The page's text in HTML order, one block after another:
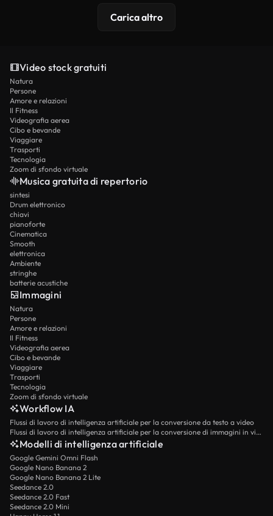
Carica altro
Video stock gratuiti
Natura
Persone
Amore e relazioni
Il Fitness
Videografia aerea
Cibo e bevande
Viaggiare
Trasporti
Tecnologia
Zoom di sfondo virtuale
Musica gratuita di repertorio
sintesi
Drum elettronico
chiavi
pianoforte
Cinematica
Smooth
elettronica
Ambiente
stringhe
batterie acustiche
Immagini
Natura
Persone
Amore e relazioni
Il Fitness
Videografia aerea
Cibo e bevande
Viaggiare
Trasporti
Tecnologia
Zoom di sfondo virtuale
Workflow IA
Flussi di lavoro di intelligenza artificiale per la conversione da testo a video
Flussi di lavoro di intelligenza artificiale per la conversione di immagini in video
Modelli di intelligenza artificiale
Google Gemini Omni Flash
Google Nano Banana 2
Google Nano Banana 2 Lite
Seedance 2.0
Seedance 2.0 Fast
Seedance 2.0 Mini